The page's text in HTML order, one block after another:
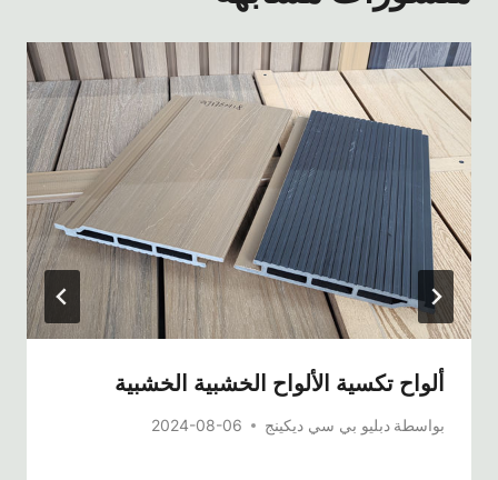
ألواح تكسية الألواح الخشبية الخشبية
بواسطة دبليو بي سي ديكينج 2024-08-06